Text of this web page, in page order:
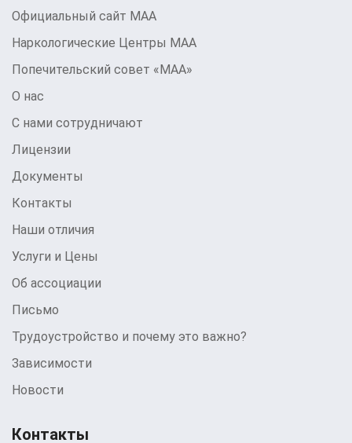
Официальный сайт МАА
Наркологические Центры МАА
Попечительский совет «МАА»
О нас
С нами сотрудничают
Лицензии
Документы
Контакты
Наши отличия
Услуги и Цены
Об ассоциации
Письмо
Трудоустройство и почему это важно?
Зависимости
Новости
Контакты